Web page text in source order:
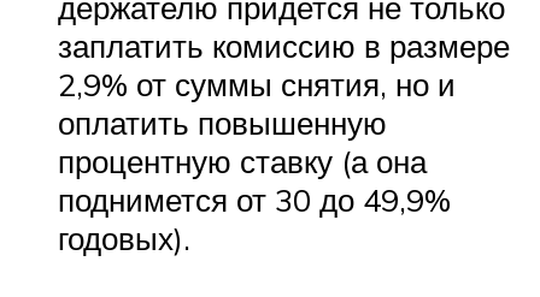
заплатить комиссию в размере
2,9% от суммы снятия, но и
оплатить повышенную
процентную ставку (а она
поднимется от 30 до 49,9%
годовых).